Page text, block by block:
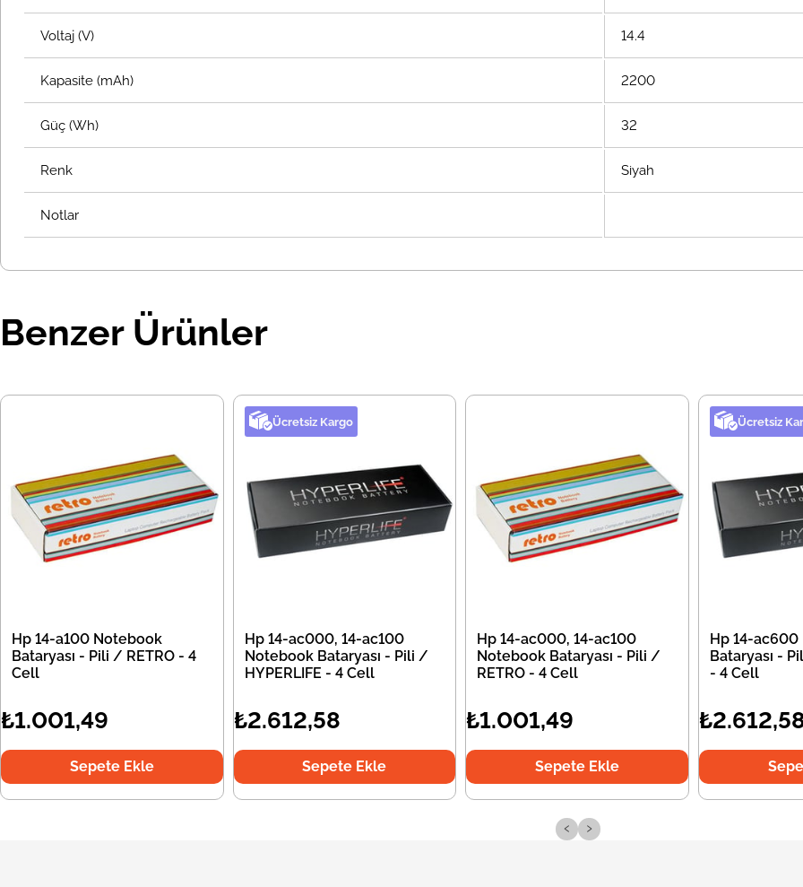
Voltaj (V) 14.4
Kapasite (mAh) 2200
Güç (Wh) 32
Renk Siyah
Notlar
Benzer Ürünler
Hp 14-a100 Notebook
Bataryası - Pili / RETRO - 4
Cell
₺1.001,49
Sepete Ekle
Ücretsiz Kargo
Hp 14-ac000, 14-ac100
Notebook Bataryası - Pili /
HYPERLIFE - 4 Cell
₺2.612,58
Sepete Ekle
Hp 14-ac000, 14-ac100
Notebook Bataryası - Pili /
RETRO - 4 Cell
₺1.001,49
Sepete Ekle
Ücretsiz
Hp 14-
Bataryası -
- 4 Cell
‹ ›